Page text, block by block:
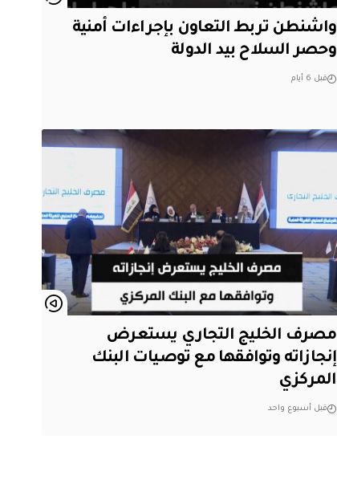
واشنطن تربط التعاون بإجراءات أمنية
وحصر السلاح بيد الدولة
قبل 6 أيام
مصرف الخليج التجاري يستعرض
إنجازاته وتوافقها مع توصيات البنك
المركزي
قبل أسبوع واحد